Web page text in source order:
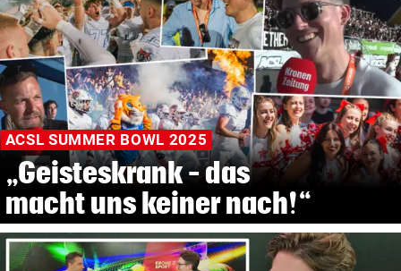
ACSL SUMMER BOWL 2025
„Geisteskrank – das
macht uns keiner nach!“